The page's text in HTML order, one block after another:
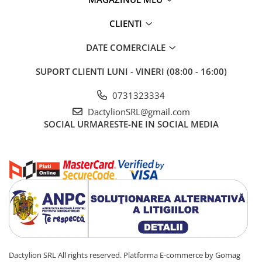
CLIENTI
DATE COMERCIALE
SUPORT CLIENTI LUNI - VINERI (08:00 - 16:00)
0731323334
DactylionSRL@gmail.com
SOCIAL URMARESTE-NE IN SOCIAL MEDIA
Dactylion SRL All rights reserved. Platforma E-commerce by Gomag